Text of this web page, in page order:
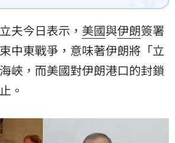
夫今日表示， 美國與伊朗簽署
中東戰爭，意味著伊朗將「立
峽，而美國對伊朗港口的封鎖
。